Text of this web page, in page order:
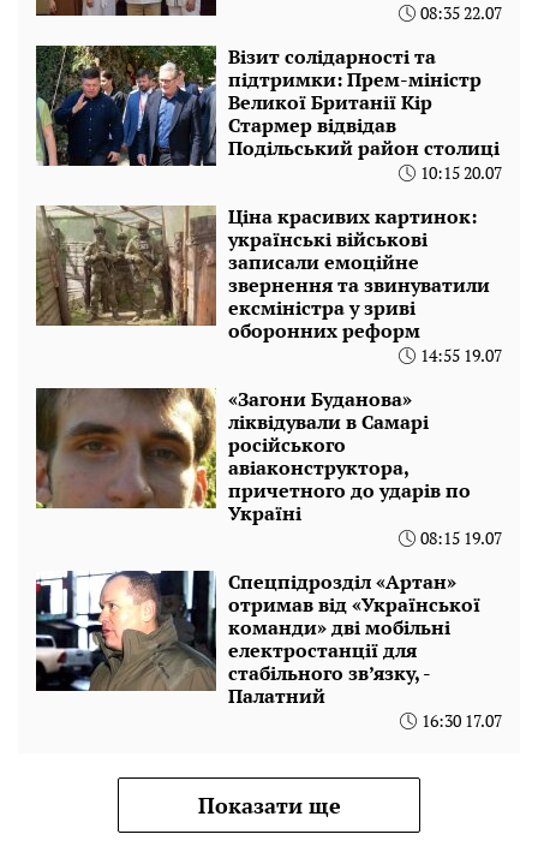
08:35 22.07
Візит солідарності та
підтримки: Прем-міністр
Великої Британії Кір
Стармер відвідав
Подільський район столиці
10:15 20.07
Ціна красивих картинок:
українські військові
записали емоційне
звернення та звинуватили
ексміністра у зриві
оборонних реформ
14:55 19.07
«Загони Буданова»
ліквідували в Самарі
російського
авіаконструктора,
причетного до ударів по
Україні
08:15 19.07
Спецпідрозділ «Артан»
отримав від «Української
команди» дві мобільні
електростанції для
стабільного зв’язку, -
Палатний
16:30 17.07
Показати ще